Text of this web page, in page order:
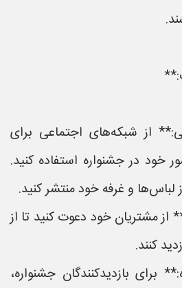
از شبکه‌های اجتماعی برای
خود در جشنواره استفاده کنید.
و غرفه خود منتشر کنید.
مشتریان خود دعوت کنید تا از
کنند.
برای بازدیدکنندگان جشنواره،